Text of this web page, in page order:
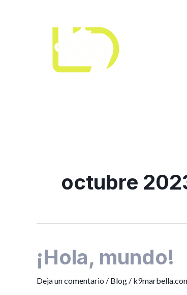
octubre
¡Hola, mundo!
Deja un comentario / Blog /
¡Hola,
mundo!